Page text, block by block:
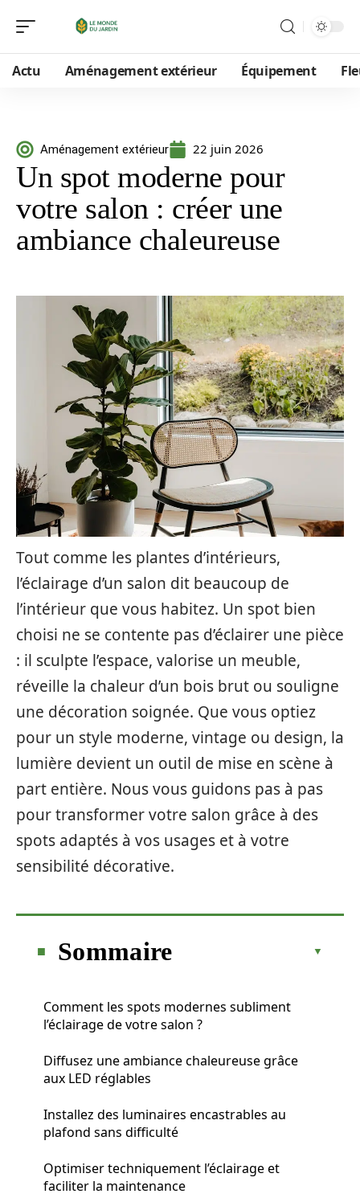
Actu Aménagement extérieur Équipement
Aménagement extérieur 22 juin 2026
Un spot moderne pour
votre salon : créer une
ambiance chaleureuse
Tout comme les plantes d’intérieurs,
l’éclairage d’un salon dit beaucoup de
l’intérieur que vous habitez. Un spot bien
choisi ne se contente pas d’éclairer une pièce
: il sculpte l’espace, valorise un meuble,
réveille la chaleur d’un bois brut ou souligne
une décoration soignée. Que vous optiez
pour un style moderne, vintage ou design, la
lumière devient un outil de mise en scène à
part entière. Nous vous guidons pas à pas
pour transformer votre salon grâce à des
spots adaptés à vos usages et à votre
sensibilité décorative.
Sommaire
Comment les spots modernes subliment
l’éclairage de votre salon ?
Diffusez une ambiance chaleureuse grâce
aux LED réglables
Installez des luminaires encastrables au
plafond sans difficulté
Optimiser techniquement l’éclairage et
faciliter la maintenance